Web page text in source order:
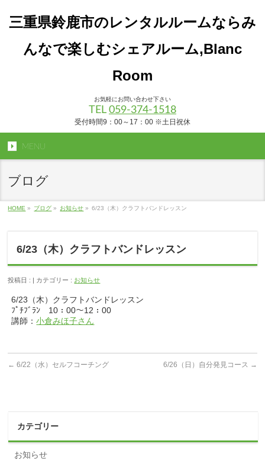
三重県鈴鹿市のレンタルルームならみ
んなで楽しむシェアルーム,Blanc
Room
お気軽にお問い合わせ下さい
TEL 059-374-1518
受付時間9：00～17：00 ※土日祝休
MENU
ブログ
HOME » ブログ » お知らせ » 6/23（木）クラフトバンドレッスン
6/23（木）クラフトバンドレッスン
投稿日 : | カテゴリー : お知らせ
6/23（木）クラフトバンドレッスン
ﾌﾟﾁﾌﾞﾗﾝ 10：00～12：00
講師：小倉みほ子さん
← 6/22（水）セルフコーチング 6/26（日）自分発見コース →
カテゴリー
お知らせ